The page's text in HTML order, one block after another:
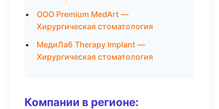
ООО Premium MedArt —
Хирургическая стоматология
МедиЛаб Therapy Implant —
Хирургическая стоматология
Компании в регионе: